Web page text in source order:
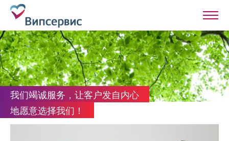
我们竭诚服务，让客户发自内心
地愿意选择我们！